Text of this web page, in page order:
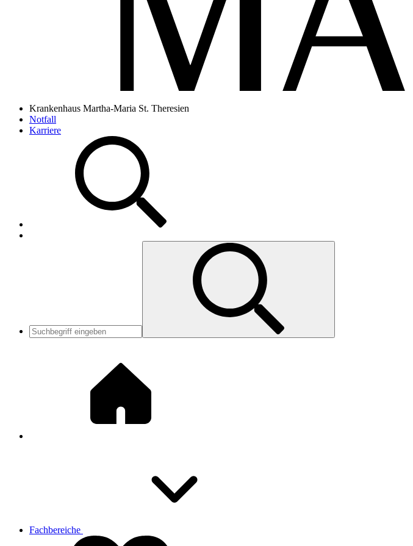
Krankenhaus Martha-Maria St. Theresien
Notfall
Karriere
Fachbereiche